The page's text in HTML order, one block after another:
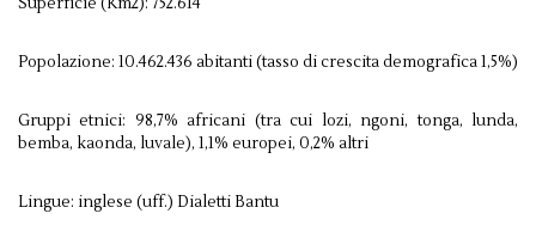
Popolazione: 10.462.436 abitanti (tasso di crescita demografica 1,5%)
Gruppi etnici: 98,7% africani (tra cui lozi, ngoni, tonga, lunda,
bemba, kaonda, luvale), 1,1% europei, 0,2% altri
Lingue: inglese (uff.) Dialetti Bantu